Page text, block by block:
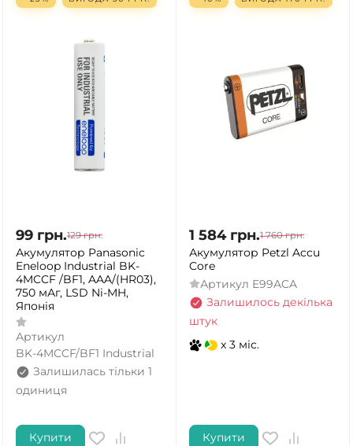
99 грн.129 грн.
Акумулятор Panasonic
Eneloop Industrial BK-
4MCCF /BF1, AAA/(HR03),
750 мАг, LSD Ni-MH,
Японія
Артикул
BK-4MCCF/BF1 Industrial
Залишилась тільки 1
одиниця
Купити
1 584 грн.1 760 грн.
Акумулятор Petzl Accu
Core
Артикул E99ACA
Залишилось декілька
штук
x 3 міс.
Купити